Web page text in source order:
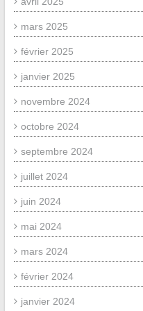
mars 2025
février 2025
janvier 2025
novembre 2024
octobre 2024
septembre 2024
juillet 2024
juin 2024
mai 2024
mars 2024
février 2024
janvier 2024